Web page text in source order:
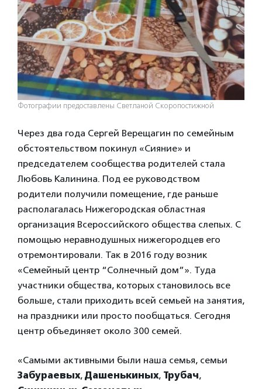
Фотографии предоставлены Светланой Скоропостижной
Через два года Сергей Верещагин по семейным
обстоятельством покинул «Сияние» и
председателем сообщества родителей стала
Любовь Калинина. Под ее руководством
родители получили помещение, где раньше
располагалась Нижегородская областная
организация Всероссийского общества слепых. С
помощью неравнодушных нижегородцев его
отремонтировали. Так в 2016 году возник
«Семейный центр “Солнечный дом”». Туда
участники общества, которых становилось все
больше, стали приходить всей семьей на занятия,
на праздники или просто пообщаться. Сегодня
центр объединяет около 300 семей.
«Самыми активными были наша семья, семьи
Забураевых, Дашенькиных, Трубач,